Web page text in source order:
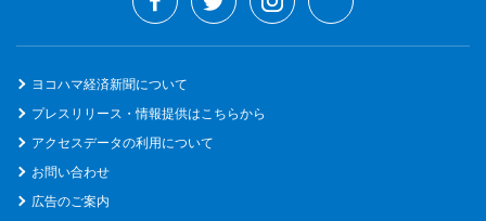
ヨコハマ経済新聞について
プレスリリース・情報提供はこちらから
アクセスデータの利用について
お問い合わせ
広告のご案内